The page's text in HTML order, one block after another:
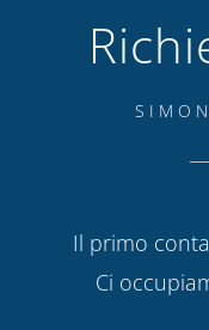
Il primo
Ci